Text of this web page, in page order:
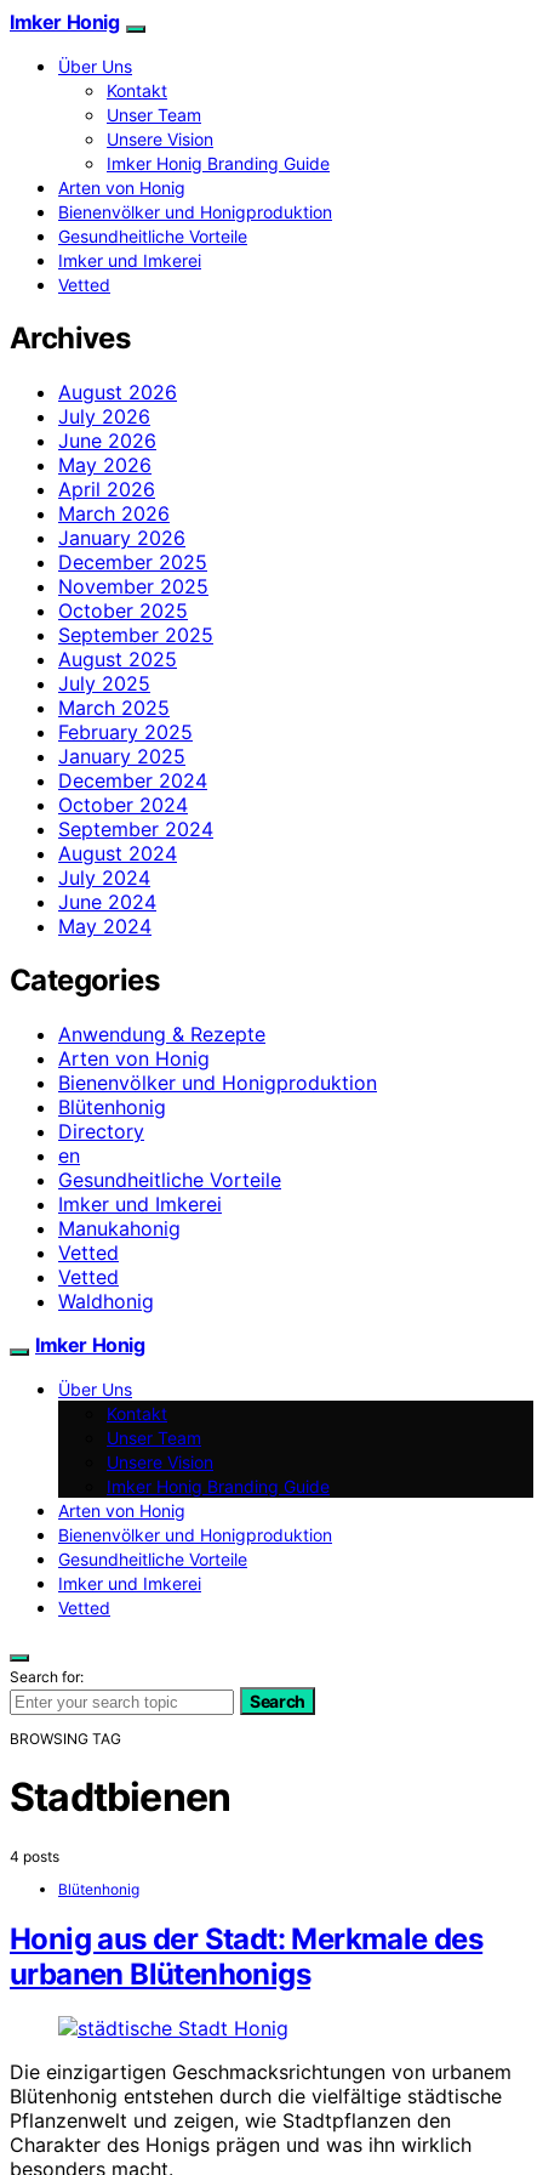
Imker Honig
Über Uns
Kontakt
Unser Team
Unsere Vision
Imker Honig Branding Guide
Arten von Honig
Bienenvölker und Honigproduktion
Gesundheitliche Vorteile
Imker und Imkerei
Vetted
Archives
August 2026
July 2026
June 2026
May 2026
April 2026
March 2026
January 2026
December 2025
November 2025
October 2025
September 2025
August 2025
July 2025
March 2025
February 2025
January 2025
December 2024
October 2024
September 2024
August 2024
July 2024
June 2024
May 2024
Categories
Anwendung & Rezepte
Arten von Honig
Bienenvölker und Honigproduktion
Blütenhonig
Directory
en
Gesundheitliche Vorteile
Imker und Imkerei
Manukahonig
Vetted
Vetted
Waldhonig
Imker Honig
Über Uns
Kontakt
Unser Team
Unsere Vision
Imker Honig Branding Guide
Arten von Honig
Bienenvölker und Honigproduktion
Gesundheitliche Vorteile
Imker und Imkerei
Vetted
Search for:
Search
BROWSING TAG
Stadtbienen
4 posts
Blütenhonig
Honig aus der Stadt: Merkmale des
urbanen Blütenhonigs
Die einzigartigen Geschmacksrichtungen von urbanem
Blütenhonig entstehen durch die vielfältige städtische
Pflanzenwelt und zeigen, wie Stadtpflanzen den
Charakter des Honigs prägen und was ihn wirklich
besonders macht.